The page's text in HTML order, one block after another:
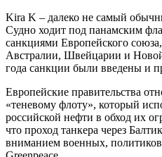
Kira K – далеко не самый
Судно ходит под панамским
санкциями Европейского
Австралии, Швейцарии и
года санкции были введены и
Европейские правительства
«теневому флоту», который
российской нефти в обход их
что проход танкера через
вниманием военных,